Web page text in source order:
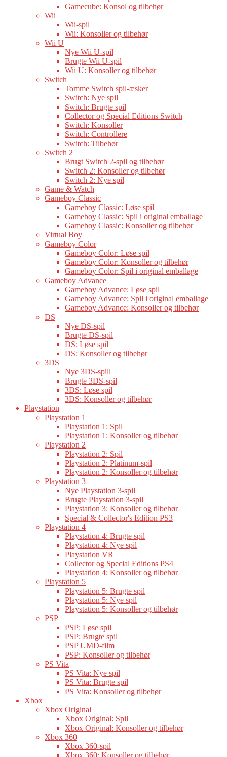
Gamecube: Konsol og tilbehør
Wii
Wii-spil
Wii: Konsoller og tilbehør
Wii U
Nye Wii U-spil
Brugte Wii U-spil
Wii U: Konsoller og tilbehør
Switch
Tomme Switch spil-æsker
Switch: Nye spil
Switch: Brugte spil
Collector og Special Editions Switch
Switch: Konsoller
Switch: Controllere
Switch: Tilbehør
Switch 2
Brugt Switch 2-spil og tilbehør
Switch 2: Konsoller og tilbehør
Switch 2: Nye spil
Game & Watch
Gameboy Classic
Gameboy Classic: Løse spil
Gameboy Classic: Spil i original emballage
Gameboy Classic: Konsoller og tilbehør
Virtual Boy
Gameboy Color
Gameboy Color: Løse spil
Gameboy Color: Konsoller og tilbehør
Gameboy Color: Spil i original emballage
Gameboy Advance
Gameboy Advance: Løse spil
Gameboy Advance: Spil i original emballage
Gameboy Advance: Konsoller og tilbehør
DS
Nye DS-spil
Brugte DS-spil
DS: Løse spil
DS: Konsoller og tilbehør
3DS
Nye 3DS-spill
Brugte 3DS-spil
3DS: Løse spil
3DS: Konsoller og tilbehør
Playstation
Playstation 1
Playstation 1: Spil
Playstation 1: Konsoller og tilbehør
Playstation 2
Playstation 2: Spil
Playstation 2: Platinum-spil
Playstation 2: Konsoller og tilbehør
Playstation 3
Nye Playstation 3-spil
Brugte Playstation 3-spil
Playstation 3: Konsoller og tilbehør
Special & Collector's Edition PS3
Playstation 4
Playstation 4: Brugte spil
Playstation 4: Nye spil
Playstation VR
Collector og Special Editions PS4
Playstation 4: Konsoller og tilbehør
Playstation 5
Playstation 5: Brugte spil
Playstation 5: Nye spil
Playstation 5: Konsoller og tilbehør
PSP
PSP: Løse spil
PSP: Brugte spil
PSP UMD-film
PSP: Konsoller og tilbehør
PS Vita
PS Vita: Nye spil
PS Vita: Brugte spil
PS Vita: Konsoller og tilbehør
Xbox
Xbox Original
Xbox Original: Spil
Xbox Original: Konsoller og tilbehør
Xbox 360
Xbox 360-spil